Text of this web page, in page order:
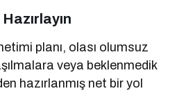
planı, olası olumsuz
veya beklenmedik
hazırlanmış net bir yol